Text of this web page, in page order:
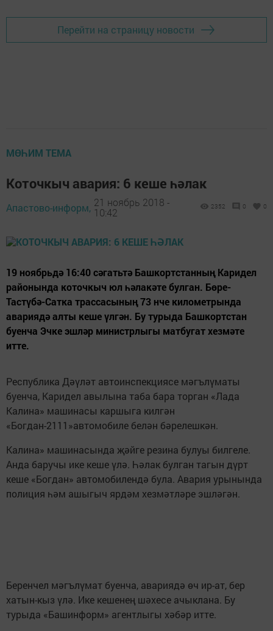
Перейти на страницу новости
МӨҺИМ ТЕМА
Коточкыч авария: 6 кеше һәлак
Апастово-информ, 21 ноябрь 2018 -
10:42
2352 0 0
19 ноябрьдә 16:40 сәгатьтә Башкортстанның Каридел
районында коточкыч юл һәлакәте булган. Бөре-
Тастүбә-Сатка трассасының 73 нче километрында
авариядә алты кеше үлгән. Бу турыда Башкортстан
буенча Эчке эшләр министрлыгы матбугат хезмәте
итте.
Республика Дәүләт автоинспекциясе мәгълүматы
буенча, Каридел авылына таба бара торган «Лада
Калина» машинасы каршыга килгән
«Богдан-2111»автомобиле белән бәрелешкән.
Калина» машинасында җәйге резина булуы билгеле.
Анда баручы ике кеше үлә. Һәлак булган тагын дүрт
кеше «Богдан» автомобилендә була. Авария урынында
полиция һәм ашыгыч ярдәм хезмәтләре эшләгән.
Беренчел мәгълүмат буенча, авариядә өч ир-ат, бер
хатын-кыз үлә. Ике кешенең шәхесе ачыклана. Бу
турыда «Башинформ» агентлыгы хәбәр итте.